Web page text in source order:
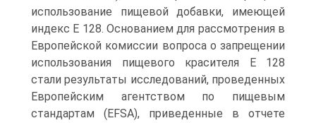
использование пищевой добавки, имеющей
индекс E 128. Основанием для рассмотрения в
Европейской комиссии вопроса о запрещении
использования пищевого красителя E 128
стали результаты исследований, проведенных
Европейским агентством по пищевым
стандартам (EFSA), приведенные в отчете